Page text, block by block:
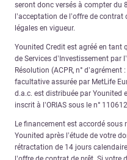
seront donc versés à compter du
l’acceptation de l’offre de
légales en vigueur.
Younited Credit est agréé en tant
de Services d’Investissement par
Résolution (ACPR, n°
facultative assurée par MetLife
d.a.c. est distribuée par Younited
inscrit à l’ORIAS sous le n°
Le financement est accordé sous
Younited après l’étude de votre
rétractation de 14 jours